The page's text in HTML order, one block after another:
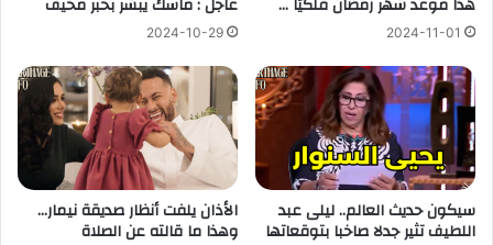
هذا موعد شهر رمضان فلكيّا …
2024-11-01
عاجل : ماسك يبشر بخبر مخيف
2024-10-29
سيكون حديث العالم.. ليلى عبد
اللطيف تثير جدلا صاخبا بتوقعاتها
الأذان يلفت أنظار صديقة نيمار…
وهذا ما قالته عن الصلاة